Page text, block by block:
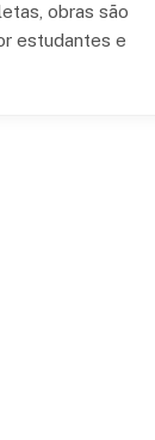
obras são
estudantes e